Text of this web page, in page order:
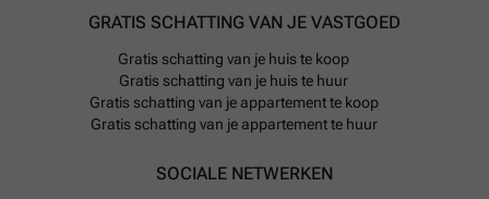
GRATIS SCHATTING VAN JE VASTGOED
Gratis schatting van je huis te koop
Gratis schatting van je huis te huur
Gratis schatting van je appartement te koop
Gratis schatting van je appartement te huur
SOCIALE NETWERKEN